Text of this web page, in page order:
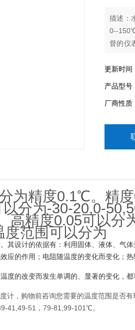
描述：
0--
督的仪
更新时间
产品型号
厂商性质
为精度0.1℃。精
分为-30-20,0-
高精度0.05可以分
范围可以分为
其设计的依据有：利用固体、液体、气
应的作用；电阻随温度的变化而变化；热
度的改变而发生单调的、显著的变化，都
，购物前咨询您需要的温度范围是否
41,49-51，79-81,99-101℃。